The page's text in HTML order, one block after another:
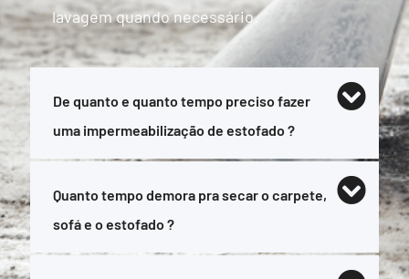
lavagem quando necessário.
De quanto e quanto tempo preciso fazer
uma impermeabilização de estofado ?
Quanto tempo demora pra secar o carpete,
sofá e o estofado ?